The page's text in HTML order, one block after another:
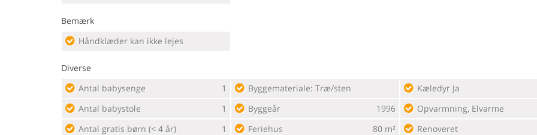
Bemærk
Håndklæder kan ikke lejes
Diverse
Antal babysenge
1
Antal babystole
1
Antal gratis børn (< 4 år)
1
Byggemateriale: Træ/sten
Byggeår
1996
Feriehus
80 m²
Kæledyr Ja
Opvarmning, Elvarme
Renoveret